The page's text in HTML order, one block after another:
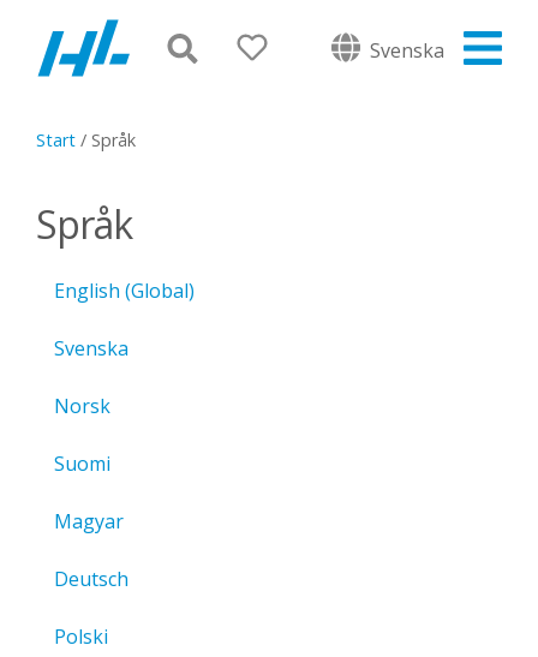
Svenska
Start / Språk
Språk
English (Global)
Svenska
Norsk
Suomi
Magyar
Deutsch
Polski